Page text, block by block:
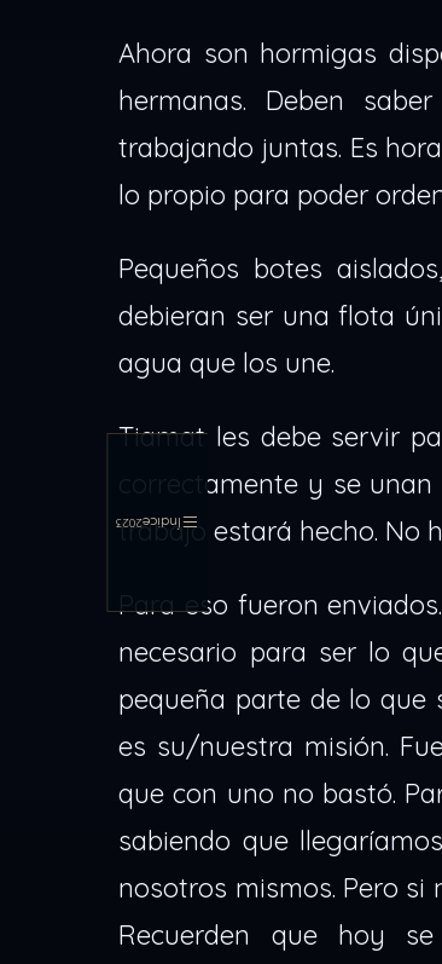
Índice
2023
Ahora son hormigas
hermanas. Deben
trabajando juntas. Es
lo propio para poder
Pequeños botes
debieran ser una flota
agua que los une.
Tiamat les debe servir
correctamente y se
trabajo estará hecho. No
Para eso fueron
necesario para ser lo
pequeña parte de lo que
es su/nuestra misión.
que con uno no bastó.
sabiendo que
nosotros mismos. Pero si
Recuerden que hoy